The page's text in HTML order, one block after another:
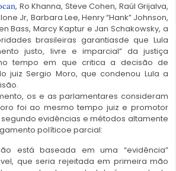
, Ro Khanna, Steve Cohen, Raúl Grijalva,
Jr, Barbara Lee, Henry “Hank” Johnson,
Bass, Marcy Kaptur e Jan Schakowsky, a
brasileiras garantiasde que Lula
justo, livre e imparcial” da justiça
tempo em que critica a decisão de
juiz Sergio Moro, que condenou Lula a
os e as parlamentares consideram
foi ao mesmo tempo juiz e promotor
evidências e métodos altamente
políticoe parcial:
está baseada em uma “evidência”
que seria rejeitada em primeira mão